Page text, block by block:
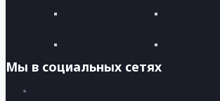
Мы в социальных сетях